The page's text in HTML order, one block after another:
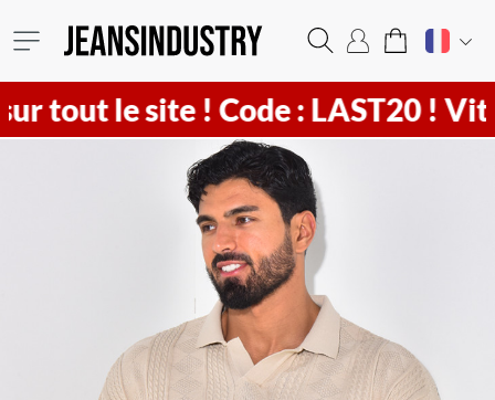
tout le site !Code : LAST20 ! Vite6